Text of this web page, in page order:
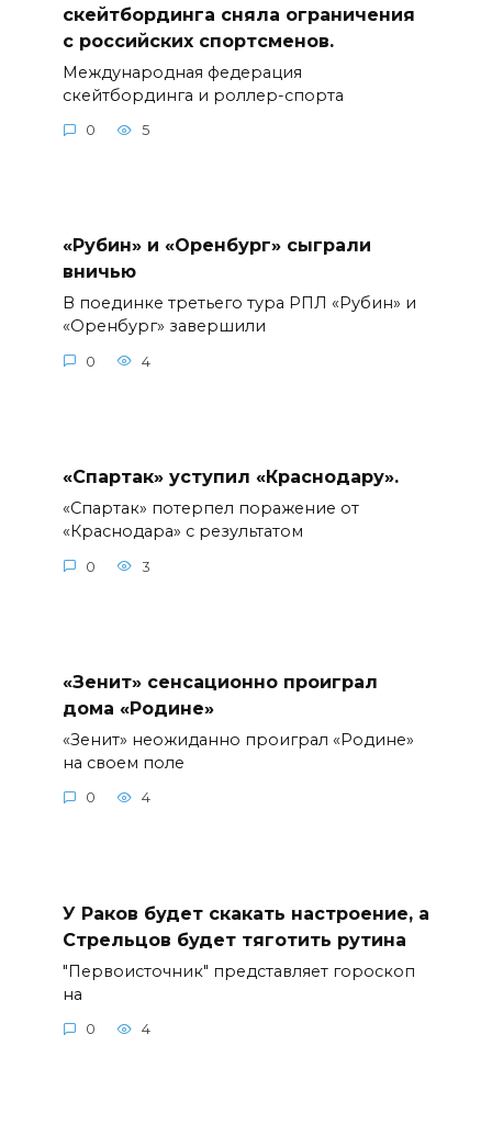
скейтбординга сняла ограничения
с российских спортсменов.
Международная федерация
скейтбординга и роллер-спорта
0 5
«Рубин» и «Оренбург» сыграли
вничью
В поединке третьего тура РПЛ «Рубин» и
«Оренбург» завершили
0 4
«Спартак» уступил «Краснодару».
«Спартак» потерпел поражение от
«Краснодара» с результатом
0 3
«Зенит» сенсационно проиграл
дома «Родине»
«Зенит» неожиданно проиграл «Родине»
на своем поле
0 4
У Раков будет скакать настроение, а
Стрельцов будет тяготить рутина
"Первоисточник" представляет гороскоп
на
0 4